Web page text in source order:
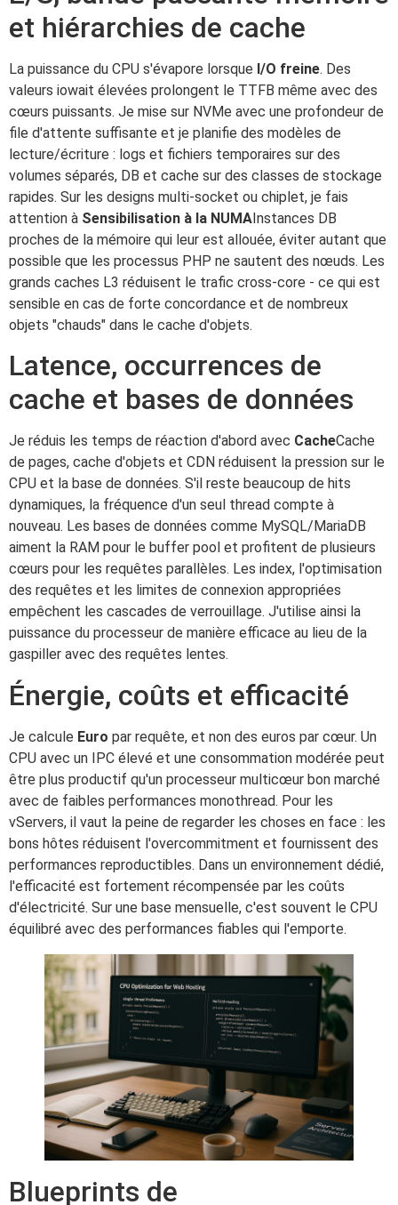
et hiérarchies de cache
La puissance du CPU s'évapore lorsque I/O freine. Des
valeurs iowait élevées prolongent le TTFB même avec des
cœurs puissants. Je mise sur NVMe avec une profondeur de
file d'attente suffisante et je planifie des modèles de
lecture/écriture : logs et fichiers temporaires sur des
volumes séparés, DB et cache sur des classes de stockage
rapides. Sur les designs multi-socket ou chiplet, je fais
attention à Sensibilisation à la NUMAInstances DB
proches de la mémoire qui leur est allouée, éviter autant que
possible que les processus PHP ne sautent des nœuds. Les
grands caches L3 réduisent le trafic cross-core - ce qui est
sensible en cas de forte concordance et de nombreux
objets "chauds" dans le cache d'objets.
Latence, occurrences de
cache et bases de données
Je réduis les temps de réaction d'abord avec CacheCache
de pages, cache d'objets et CDN réduisent la pression sur le
CPU et la base de données. S'il reste beaucoup de hits
dynamiques, la fréquence d'un seul thread compte à
nouveau. Les bases de données comme MySQL/MariaDB
aiment la RAM pour le buffer pool et profitent de plusieurs
cœurs pour les requêtes parallèles. Les index, l'optimisation
des requêtes et les limites de connexion appropriées
empêchent les cascades de verrouillage. J'utilise ainsi la
puissance du processeur de manière efficace au lieu de la
gaspiller avec des requêtes lentes.
Énergie, coûts et efficacité
Je calcule Euro par requête, et non des euros par cœur. Un
CPU avec un IPC élevé et une consommation modérée peut
être plus productif qu'un processeur multicœur bon marché
avec de faibles performances monothread. Pour les
vServers, il vaut la peine de regarder les choses en face : les
bons hôtes réduisent l'overcommitment et fournissent des
performances reproductibles. Dans un environnement dédié,
l'efficacité est fortement récompensée par les coûts
d'électricité. Sur une base mensuelle, c'est souvent le CPU
équilibré avec des performances fiables qui l'emporte.
Blueprints de